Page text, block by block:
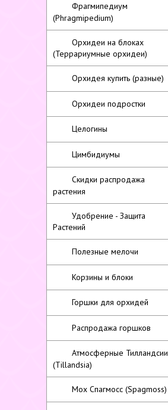
Фрагмипедиум
(Phragmipedium)
Орхидеи на блоках
(Террариумные орхидеи)
Орхидея купить (разные)
Орхидеи подростки
Целогины
Цимбидиумы
Скидки распродажа
растения
Удобрение - Защита
Растений
Полезные мелочи
Корзины и блоки
Горшки для орхидей
Распродажа горшков
Атмосферные Тилландсии
(Tillandsia)
Мох Спагмосс (Spagmoss)